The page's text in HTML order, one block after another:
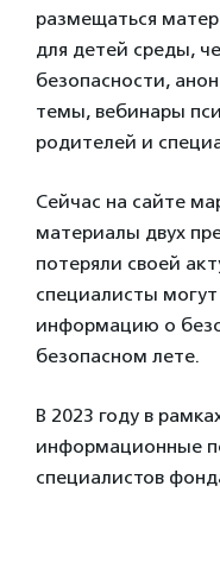
размещаться
для детей среды,
безопасности,
темы, вебинары
родителей и
Сейчас на сайте
материалы двух
потеряли своей
специалисты
информацию о
безопасном лете.
В 2023 году в
информационные
специалистов